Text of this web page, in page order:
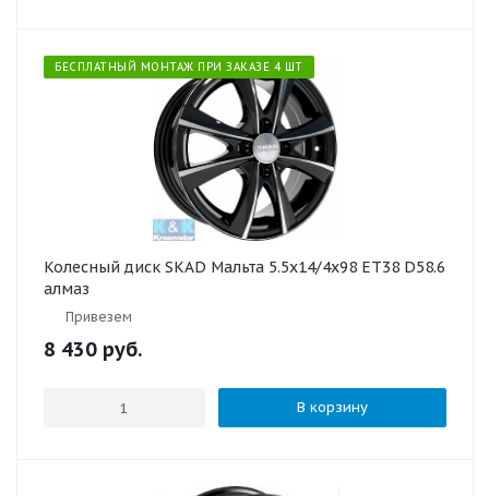
БЕСПЛАТНЫЙ МОНТАЖ ПРИ ЗАКАЗЕ 4 ШТ
Колесный диск SKAD Мальта 5.5x14/4x98 ET38 D58.6
алмаз
Привезем
8 430 руб.
В корзину